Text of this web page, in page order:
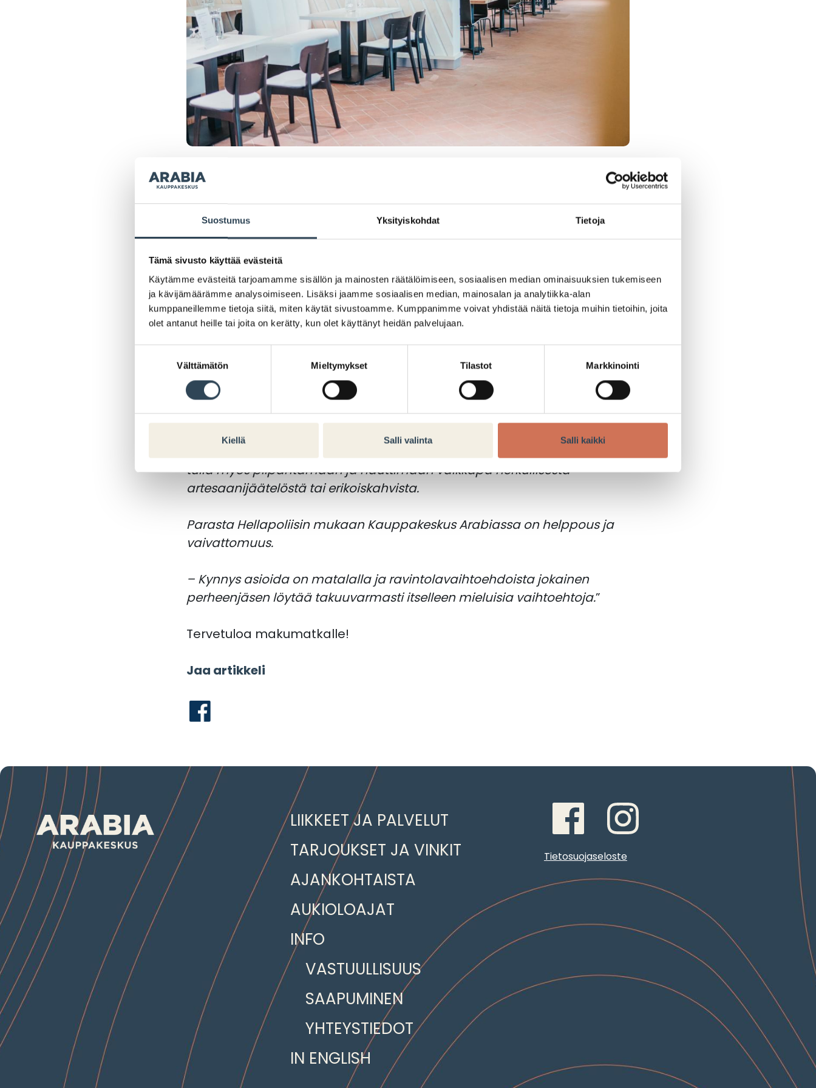
Suostumus Yksityiskohdat Tietoja
Tämä sivusto käyttää evästeitä
Käytämme evästeitä tarjoamamme sisällön ja mainosten räätälöimiseen, sosiaalisen median ominaisuuksien tukemiseen
ja kävijämäärämme analysoimiseen. Lisäksi jaamme sosiaalisen median, mainosalan ja analytiikka-alan
kumppaneillemme tietoja siitä, miten käytät sivustoamme. Kumppanimme voivat yhdistää näitä tietoja muihin tietoihin, joita
olet antanut heille tai joita on kerätty, kun olet käyttänyt heidän palvelujaan.
Välttämätön Mieltymykset Tilastot Markkinointi
Kiellä Salli valinta Salli kaikki
Hellapoliisi vieraili ravintoloissamme
Hyvän ruoan rakastaja Hellapoliisi kävi testaamassa Kauppakeskus
sivuilleen.Lue Hellapoliisin vinkit j
ravintolakattaukseemme.
MyösIltalehdestälöydät lisää luettavaa herkullisesta matkasta
ravintoloihimme ja kahviloihimme.
”Hellapoliisin mukaan Kauppakeskus Arabian ravintolatarjonta on
laadukkaan monipuolinen.
– Kyseessä on kotoisan pieni kauppakeskus, jossa on hyvä tehdä
tulla myös piipahtamaan ja nauttimaan vaikkapa herkullisesta
artesaanijäätelöstä tai erikoiskahvista.
Parasta Hellapoliisin mukaan Kauppakeskus Arabiassa on helppous ja
vaivattomuus.
– Kynnys asioida on matalalla ja ravintolavaihtoehdoista jokainen
perheenjäsen löytää takuuvarmasti itselleen mieluisia vaihtoehtoja.”
Tervetuloa makumatkalle!
Jaa artikkeli
LIIKKEET JA PALVELUT
TARJOUKSET JA VINKIT
AJANKOHTAISTA
AUKIOLOAJAT
INFO
VASTUULLISUUS
SAAPUMINEN
YHTEYSTIEDOT
IN ENGLISH
Tietosuojaseloste